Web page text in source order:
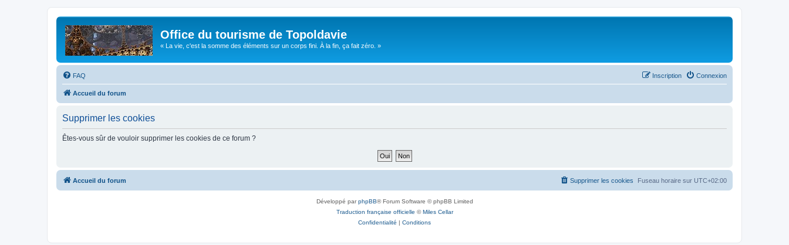
Office du tourisme de Topoldavie
« La vie, c'est la somme des éléments sur un corps fini. À la fin, ça fait zéro. »
FAQ Connexion
Inscription
Accueil du forum
Supprimer les cookies
Êtes-vous sûr de vouloir supprimer les cookies de ce forum ?
Accueil du forum Fuseau horaire sur UTC+02:00
Supprimer les cookies
Développé parphpBB® Forum Software © phpBB Limited
Traduction française officielle ©Miles Cellar
Confidentialité | Conditions